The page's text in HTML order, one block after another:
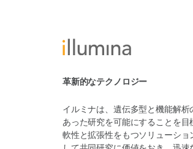
革新的なテクノロジー
イルミナは、遺伝多型と機能解
あった研究を可能にすることを
軟性と拡張性をもつソリューシ